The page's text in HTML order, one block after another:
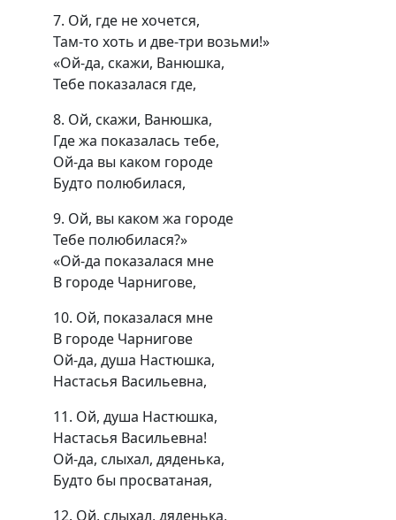
7. Ой, где не хочется,
Там-то хоть и две-три возьми!»
«Ой-да, скажи, Ванюшка,
Тебе показалася где,
8. Ой, скажи, Ванюшка,
Где жа показалась тебе,
Ой-да вы каком городе
Будто полюбилася,
9. Ой, вы каком жа городе
Тебе полюбилася?»
«Ой-да показалася мне
В городе Чарнигове,
10. Ой, показалася мне
В городе Чарнигове
Ой-да, душа Настюшка,
Настасья Васильевна,
11. Ой, душа Настюшка,
Настасья Васильевна!
Ой-да, слыхал, дяденька,
Будто бы просватаная,
12. Ой, слыхал, дяденька,